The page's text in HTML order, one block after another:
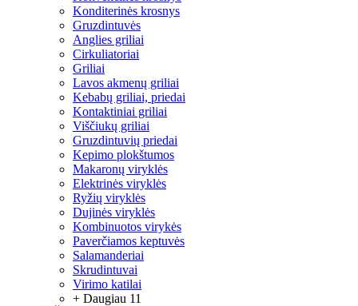
Konditerinės krosnys
Gruzdintuvės
Anglies griliai
Cirkuliatoriai
Griliai
Lavos akmenų griliai
Kebabų griliai, priedai
Kontaktiniai griliai
Viščiukų griliai
Gruzdintuvių priedai
Kepimo plokštumos
Makaronų viryklės
Elektrinės viryklės
Ryžių viryklės
Dujinės viryklės
Kombinuotos virykės
Paverčiamos keptuvės
Salamanderiai
Skrudintuvai
Virimo katilai
+ Daugiau 11